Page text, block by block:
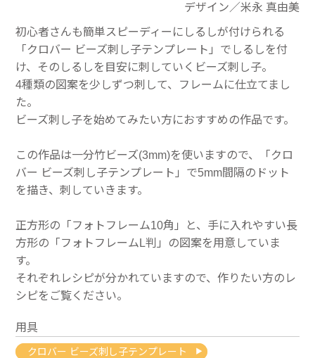
デザイン／米永 真由美
初心者さんも簡単スピーディーにしるしが付けられる
「クロバー ビーズ刺し子テンプレート」でしるしを付
け、そのしるしを目安に刺していくビーズ刺し子。
4種類の図案を少しずつ刺して、フレームに仕立てまし
た。
ビーズ刺し子を始めてみたい方におすすめの作品です。
この作品は一分竹ビーズ(3mm)を使いますので、「クロ
バー ビーズ刺し子テンプレート」で5mm間隔のドット
を描き、刺していきます。
正方形の「フォトフレーム10角」と、手に入れやすい長
方形の「フォトフレームL判」の図案を用意していま
す。
それぞれレシピが分かれていますので、作りたい方のレ
シピをご覧ください。
用具
クロバー ビーズ刺し子テンプレート